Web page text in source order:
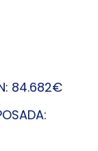
84.682€